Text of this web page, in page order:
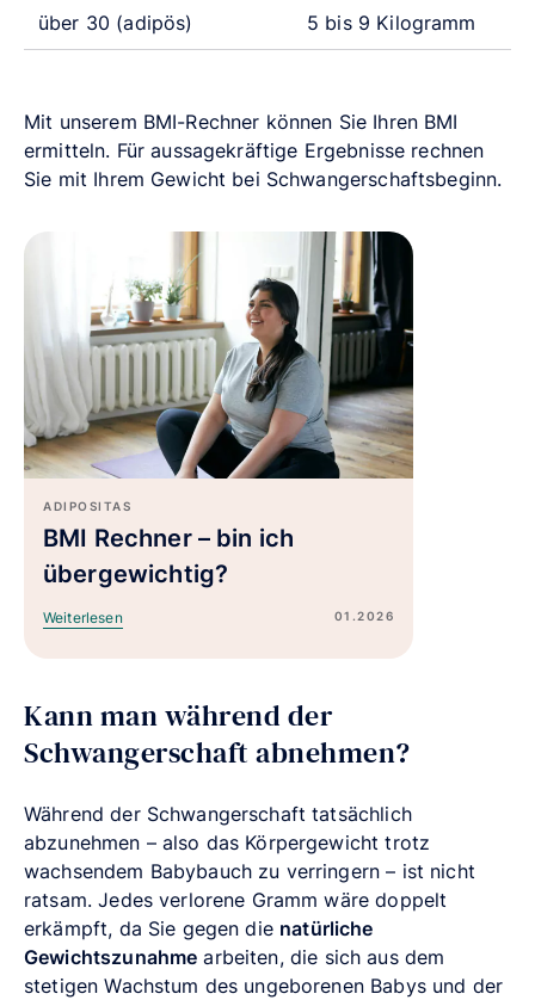
über 30 (adipös) 5 bis 9 Kilogramm
Mit unserem BMI-Rechner können Sie Ihren BMI
ermitteln. Für aussagekräftige Ergebnisse rechnen
Sie mit Ihrem Gewicht bei Schwangerschaftsbeginn.
ADIPOSITAS
BMI Rechner – bin ich
übergewichtig?
Weiterlesen 01.2026
Kann man während der
Schwangerschaft abnehmen?
Während der Schwangerschaft tatsächlich
abzunehmen – also das Körpergewicht trotz
wachsendem Babybauch zu verringern – ist nicht
ratsam. Jedes verlorene Gramm wäre doppelt
erkämpft, da Sie gegen die natürliche
Gewichtszunahme arbeiten, die sich aus dem
stetigen Wachstum des ungeborenen Babys und der